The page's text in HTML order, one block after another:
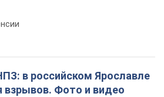
в российском Ярославле
взрывов. Фото и видео